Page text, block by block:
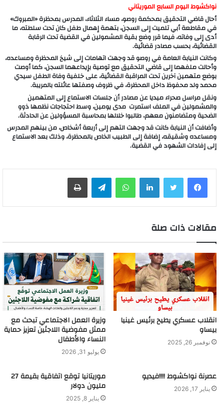
نواكشوط اليوم السابع الموريتاني
أحال قاضي التحقيق بمحكمة روصو، مساء الثلاثاء، المدرس بمحظرة «المبروك»
في مقاطعة أبي تلميت إلى السجن، بتهمة إهمال طفل كان تحت سلطته، ما
أدى إلى وفاته، فيما قرر وضع بقية المشمولين في القضية تحت الرقابة
القضائية، بحسب مصادر قضائية.
وكانت النيابة العامة في روصو قد وجهت اتهامات إلى شيخ المحظرة ومساعده،
وأحالت ملفهما إلى قاضي التحقيق مع توصية بإيداعهما السجن، كما أوصت
بوضع متهمين آخرين تحت المراقبة القضائية، على خلفية وفاة الطفل سيدي
محمد ولد محفوظ داخل المحظرة، في ظروف وصفتها عائلته بالمريبة.
ونقل مراسل صحراء ميديا عن مصادر أن جلسات الاستماع إلى المتهمين
والمشمولين في الملف استمرت مدى يومين، وسط احتجاجات نظمها ذوو
الضحية ومتضامنون معهم، طالبوا خلالها بمحاسبة المسؤولين عن الحادثة.
وأضافت أن النيابة كانت قد وجهت التهم إلى أربعة أشخاص، من بينهم المدرس
ومساعده وشقيقه، إضافة إلى الطبيب الخاص بالمحظرة، وذلك بعد الاستماع
إلى إفادات الشهود في القضية.
لينكدإن واتساب
مقالات ذات صلة
انقلاب عسكري يطيح برئيس غينيا
بيساو
نوفمبر 26, 2025
وزيرة العمل الاجتماعي تبحث مع
ممثل مفوضية اللاجئين تعزيز حماية
النساء والأطفال
يوليو 31, 2026
عصرنة نواكشوط !!!!فيديو
يناير 17, 2026
موريتانيا توقع اتفاقية بقيمة 27
مليون دولار
يناير 8, 2025